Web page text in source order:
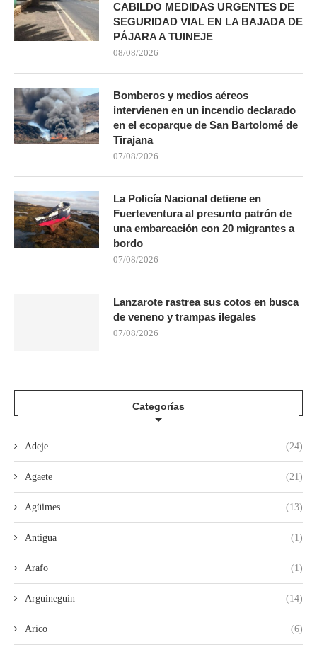
CABILDO MEDIDAS URGENTES DE
SEGURIDAD VIAL EN LA BAJADA DE
PÁJARA A TUINEJE
08/08/2026
Bomberos y medios aéreos
intervienen en un incendio declarado
en el ecoparque de San Bartolomé de
Tirajana
07/08/2026
La Policía Nacional detiene en
Fuerteventura al presunto patrón de
una embarcación con 20 migrantes a
bordo
07/08/2026
Lanzarote rastrea sus cotos en busca
de veneno y trampas ilegales
07/08/2026
Categorías
Adeje (24)
Agaete (21)
Agüimes (13)
Antigua (1)
Arafo (1)
Arguineguín (14)
Arico (6)